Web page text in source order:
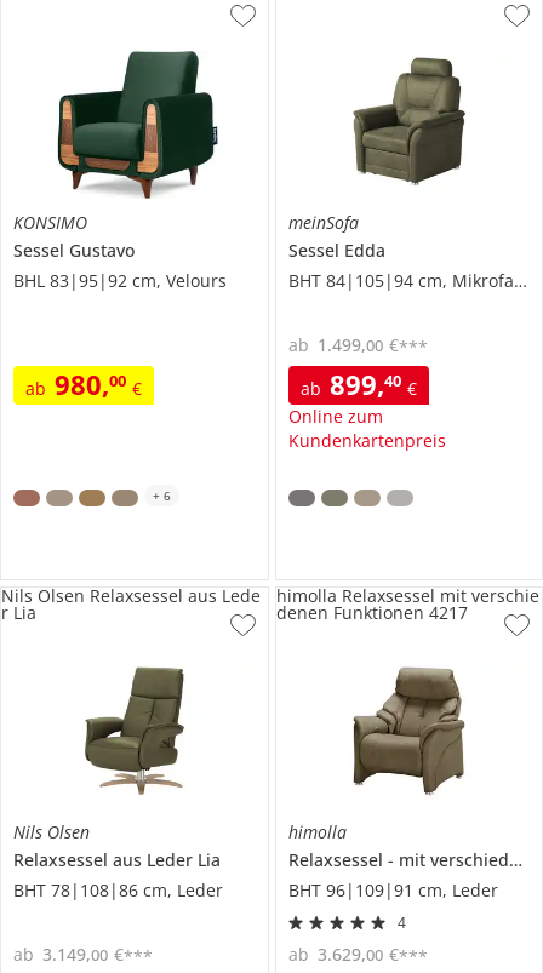
KONSIMO
Sessel Gustavo
BHL 83|95|92 cm, Velours
ab 980,00 €
+ 6
meinSofa
Sessel Edda
BHT 84|105|94 cm, Mikrofaser
ab 899,40 €
Online zum
Kundenkartenpreis
ab 1.499,00 €***
Nils Olsen
Relaxsessel aus Leder Lia
BHT 78|108|86 cm, Leder
ab 3.149,00 €***
Nils Olsen Relaxsessel aus Lede
r Lia
himolla
Relaxsessel
mit verschiedenen Funktionen
BHT 96|109|91 cm, Leder
4
ab 3.629,00 €***
himolla Relaxsessel mit verschie
denen Funktionen 4217